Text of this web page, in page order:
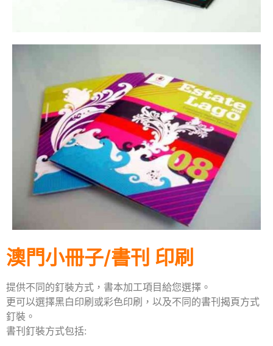
澳門小冊子/書刊 印刷
提供不同的釘裝方式，書本加工項目給您選擇。
更可以選擇黑白印刷或彩色印刷，以及不同的書刊揭頁方式
釘裝。
書刊釘裝方式包括: